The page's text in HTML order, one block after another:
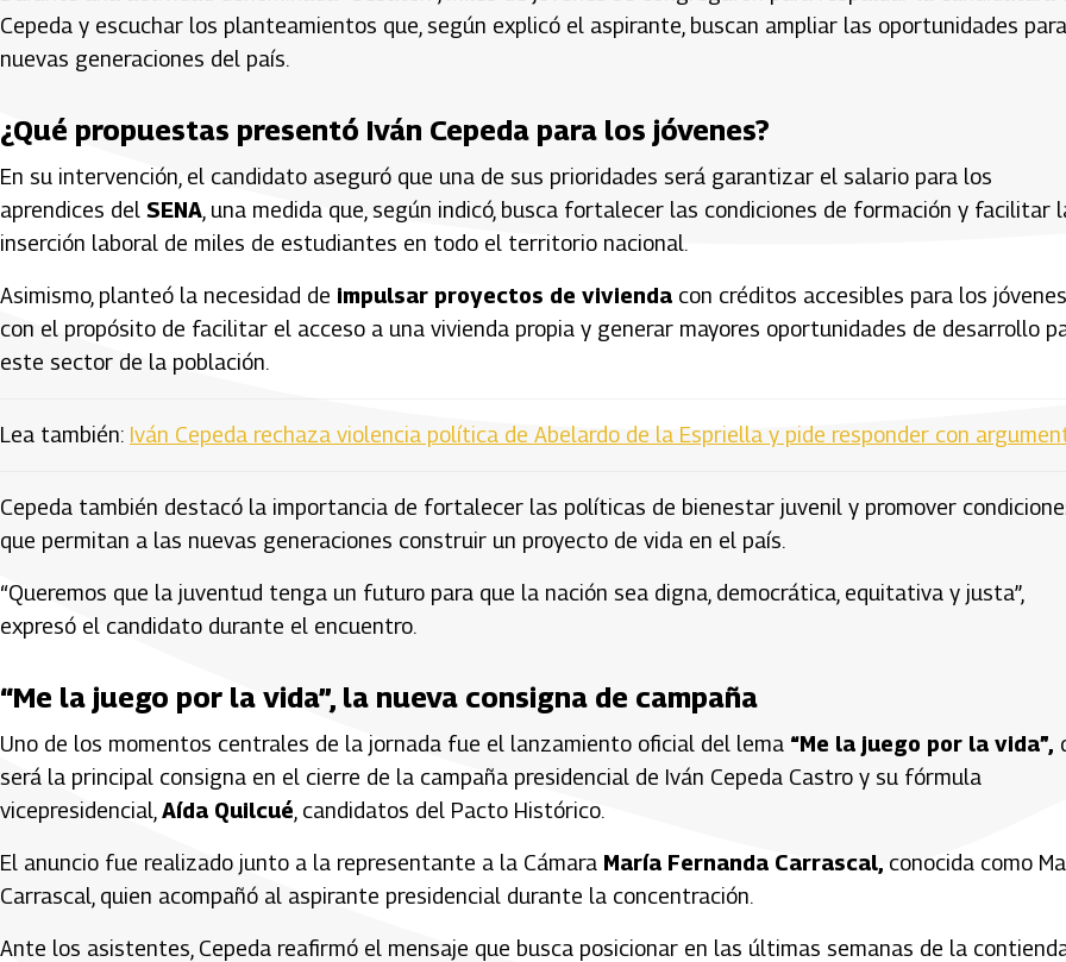
Cepeda y escuchar los planteamientos que, según explicó el aspirante, buscan ampliar las oportunidades
nuevas generaciones del país.
¿Qué propuestas presentó Iván Cepeda para los jóvenes?
En su intervención, el candidato aseguró que una de sus prioridades será garantizar el salario para los
aprendices del SENA , una medida que, según indicó, busca fortalecer las condiciones de formación y facilitar
inserción laboral de miles de estudiantes en todo el territorio nacional.
Asimismo, planteó la necesidad de impulsar proyectos de vivienda con créditos accesibles para los jóvenes,
con el propósito de facilitar el acceso a una vivienda propia y generar mayores oportunidades de desarrollo
este sector de la población.
Lea también: Iván Cepeda rechaza violencia política de Abelardo de la Espriella y pide responder con
Cepeda también destacó la importancia de fortalecer las políticas de bienestar juvenil y promover
que permitan a las nuevas generaciones construir un proyecto de vida en el país.
“Queremos que la juventud tenga un futuro para que la nación sea digna, democrática, equitativa y justa”,
expresó el candidato durante el encuentro.
“Me la juego por la vida”, la nueva consigna de campaña
Uno de los momentos centrales de la jornada fue el lanzamiento oficial del lema “Me la juego por la vida”,
será la principal consigna en el cierre de la campaña presidencial de Iván Cepeda Castro y su fórmula
vicepresidencial, Aída Quilcué , candidatos del Pacto Histórico.
El anuncio fue realizado junto a la representante a la Cámara María Fernanda Carrascal, conocida como
Carrascal, quien acompañó al aspirante presidencial durante la concentración.
Ante los asistentes, Cepeda reafirmó el mensaje que busca posicionar en las últimas semanas de la